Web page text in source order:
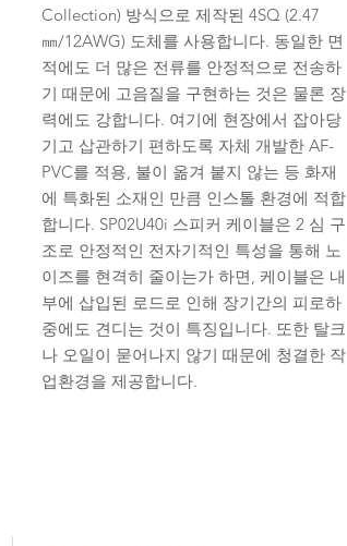
Collection) 방식으로 제작된 4SQ (2.47
㎜/12AWG) 도체를 사용합니다. 동일한 면
적에도 더 많은 전류를 안정적으로 전송하
기 때문에 고음질을 구현하는 것은 물론 장
력에도 강합니다. 여기에 현장에서 잡아당
기고 삽관하기 편하도록 자체 개발한 AF-
PVC를 적용, 불이 옮겨 붙지 않는 등 화재
에 특화된 소재인 만큼 인스톨 환경에 적합
합니다. SP02U40i 스피커 케이블은 2 심 구
조로 안정적인 전자기적인 특성을 통해 노
이즈를 현격히 줄이는가 하면, 케이블은 내
부에 삽입된 로드로 인해 장기간의 피로하
중에도 견디는 것이 특징입니다. 또한 탈크
나 오일이 묻어나지 않기 때문에 청결한 작
업환경을 제공합니다.